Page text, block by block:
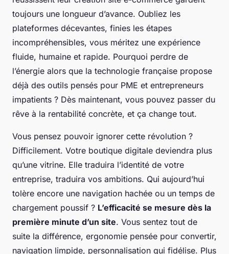
toujours une longueur d’avance. Oubliez les
plateformes décevantes, finies les étapes
incompréhensibles, vous méritez une expérience
fluide, humaine et rapide. Pourquoi perdre de
l’énergie alors que la technologie française propose
déjà des outils pensés pour PME et entrepreneurs
impatients ? Dès maintenant, vous pouvez passer du
rêve à la rentabilité concrète, et ça change tout.
Vous pensez pouvoir ignorer cette révolution ?
Difficilement. Votre boutique digitale deviendra plus
qu’une vitrine. Elle traduira l’identité de votre
entreprise, traduira vos ambitions. Qui aujourd’hui
tolère encore une navigation hachée ou un temps de
chargement poussif ? L’efficacité se mesure dès la
première minute d’un site. Vous sentez tout de
suite la différence, ergonomie pensée pour convertir,
navigation limpide, personnalisation qui fidélise. Plus